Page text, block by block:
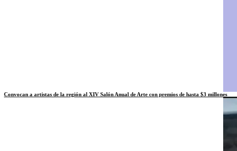
Convocan a artistas de la región al XIV Salón Anual de Arte con premios de hasta $3 millones